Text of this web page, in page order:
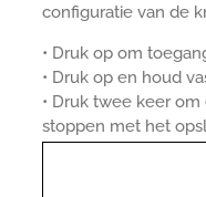
configuratie van de
• Druk op om
• Druk op en houd
• Druk twee keer
stoppen met het